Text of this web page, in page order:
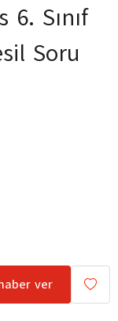
6. Sınıf
Soru
ver